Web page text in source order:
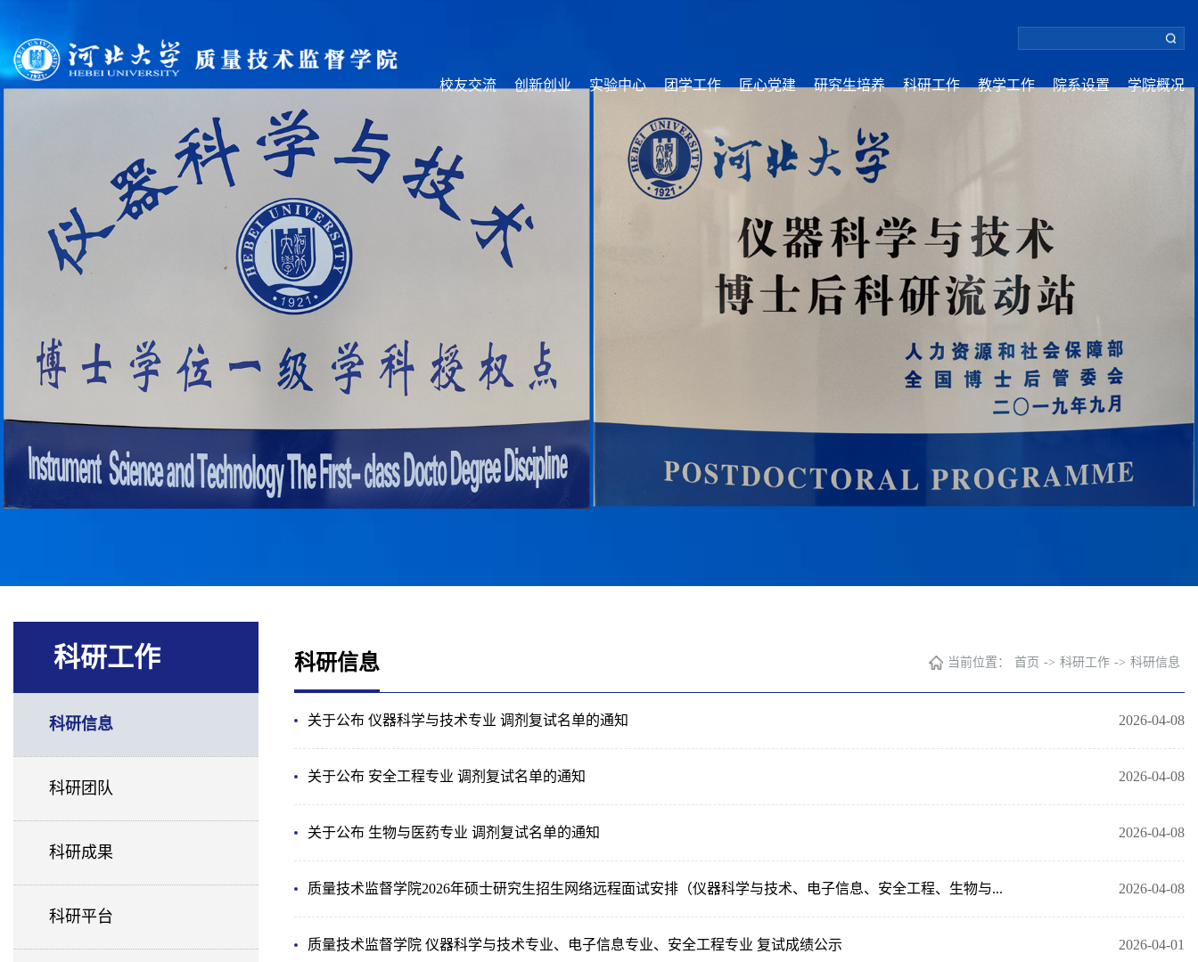
学院概况
院系设置
教学工作
科研工作
研究生培养
匠心党建
团学工作
实验中心
创新创业
校友交流
科研工作
科研信息
科研团队
科研成果
科研平台
科研信息 当前位置： 首页 -> 科研工作 -> 科研信息
2026-04-08
关于公布 仪器科学与技术专业 调剂复试名单的通知
2026-04-08
关于公布 安全工程专业 调剂复试名单的通知
2026-04-08
关于公布 生物与医药专业 调剂复试名单的通知
2026-04-08
质量技术监督学院2026年硕士研究生招生网络远程面试安排（仪器科学与技术、电子信息、安全工程、生物与...
2026-04-01
质量技术监督学院 仪器科学与技术专业、电子信息专业、安全工程专业 复试成绩公示